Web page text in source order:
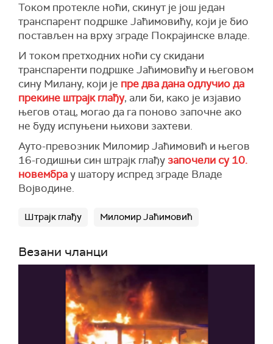
Током протекле ноћи, скинут је још један
транспарент подршке Јаћимовићу, који је био
постављен на врху зграде Покрајинске владе.
И током претходних ноћи су скидани
транспаренти подршке Јаћимовићу и његовом
сину Милану, који је пре два дана одлучио да
прекине штрајк глађу, али би, како је изјавио
његов отац, могао да га поново започне ако
не буду испуњени њихови захтеви.
Ауто-превозник Миломир Јаћимовић и његов
16-годишњи син штрајк глађу започели су 10.
новембрау шатору испред зграде Владе
Војводине.
Штрајк глађу Миломир Јаћимовић
Везани чланци